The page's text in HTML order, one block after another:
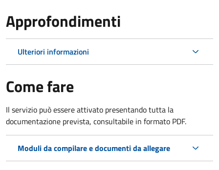
Approfondimenti
Ulteriori informazioni
Come fare
Il servizio può essere attivato presentando tutta la
documentazione prevista, consultabile in formato PDF.
Moduli da compilare e documenti da allegare